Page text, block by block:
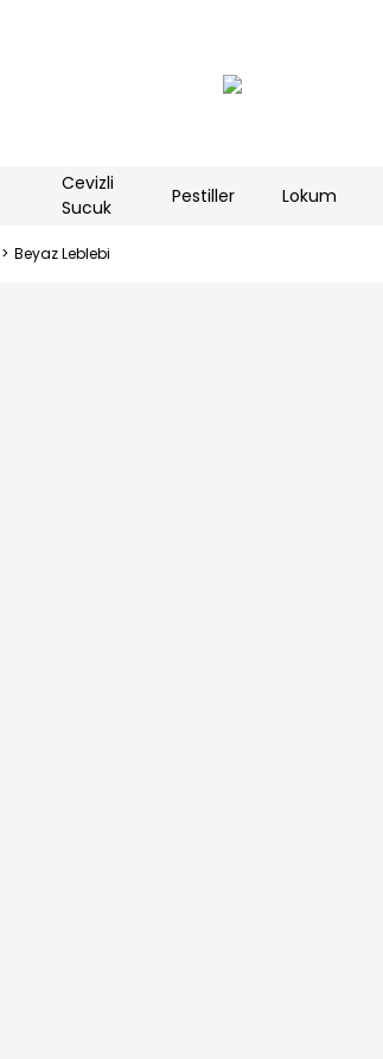
Cevizli
Sucuk
Pestiller Lokum
Beyaz Leblebi